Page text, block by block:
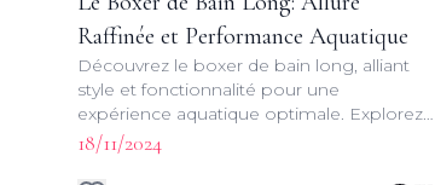
Raffinée et Performance Aquatique
Découvrez le boxer de bain long, alliant
style et fonctionnalité pour une
expérience aquatique optimale. Explorez
les avantages, les tendances et les
conseils d'entretien pour ce vêtement de
18/11/2024